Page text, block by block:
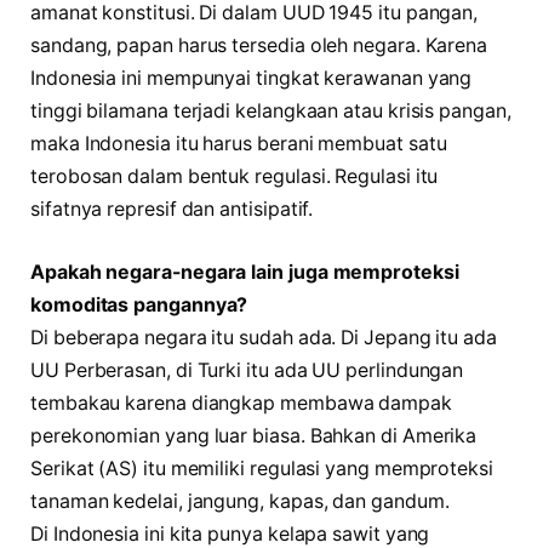
amanat konstitusi. Di dalam UUD 1945 itu pangan,
sandang, papan harus tersedia oleh negara. Karena
Indonesia ini mempunyai tingkat kerawanan yang
tinggi bilamana terjadi kelangkaan atau krisis pangan,
maka Indonesia itu harus berani membuat satu
terobosan dalam bentuk regulasi. Regulasi itu
sifatnya represif dan antisipatif.
Apakah negara-negara lain juga memproteksi
komoditas pangannya?
Di beberapa negara itu sudah ada. Di Jepang itu ada
UU Perberasan, di Turki itu ada UU perlindungan
tembakau karena diangkap membawa dampak
perekonomian yang luar biasa. Bahkan di Amerika
Serikat (AS) itu memiliki regulasi yang memproteksi
tanaman kedelai, jangung, kapas, dan gandum.
Di Indonesia ini kita punya kelapa sawit yang